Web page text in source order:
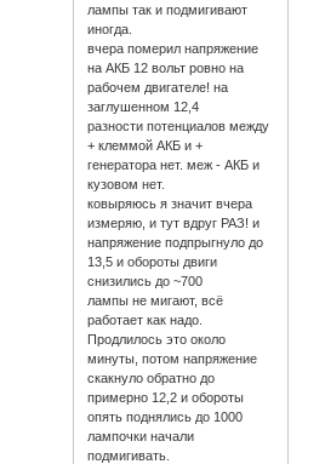
лампы так и подмигивают
иногда.
вчера померил напряжение
на АКБ 12 вольт ровно на
рабочем двигателе! на
заглушенном 12,4
разности потенциалов между
+ клеммой АКБ и +
генератора нет. меж - АКБ и
кузовом нет.
ковыряюсь я значит вчера
измеряю, и тут вдруг РАЗ! и
напряжение подпрыгнуло до
13,5 и обороты двиги
снизились до ~700
лампы не мигают, всё
работает как надо.
Продлилось это около
минуты, потом напряжение
скакнуло обратно до
примерно 12,2 и обороты
опять поднялись до 1000
лампочки начали
подмигивать.